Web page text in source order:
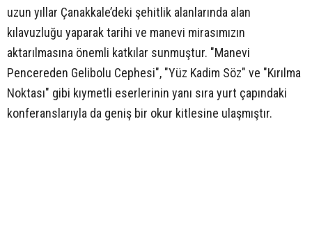
uzun yıllar Çanakkale’deki şehitlik alanlarında alan
kılavuzluğu yaparak tarihi ve manevi mirasımızın
aktarılmasına önemli katkılar sunmuştur. "Manevi
Pencereden Gelibolu Cephesi", "Yüz Kadim Söz" ve "Kırılma
Noktası" gibi kıymetli eserlerinin yanı sıra yurt çapındaki
konferanslarıyla da geniş bir okur kitlesine ulaşmıştır.